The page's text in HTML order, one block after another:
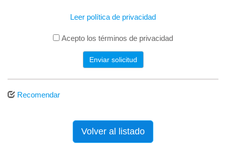
Leer política de privacidad
Acepto los términos de privacidad
Enviar solicitud
Recomendar
Volver al listado